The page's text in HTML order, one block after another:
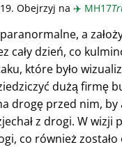
Obejrzyj na ✈️ MH17
a
cały dzień, co
które było
dużą firmę
drogę przed nim, by
z drogi. W wizji
co również